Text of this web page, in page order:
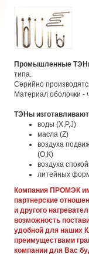
Промышленные
типа.
Серийно
Материал оболочки
ТЭНы
воды (Х,P,J)
масла (Z)
воздуха
(O,К)
воздуха
литейных
Компания ПРОМЭК
партнерские
и другого
возможность
удобной для наших
преимуществами
компании для Вас